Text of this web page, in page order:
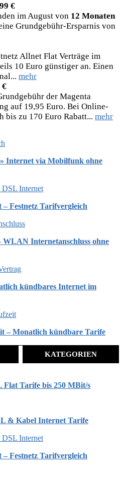
€
im August von 12 Monaten
Grundgebühr-Ersparnis von
Allnet Flat Verträge im
10 Euro günstiger an. Einen
mehr
€
der Magenta
auf 19,95 Euro. Bei Online-
bis zu 170 Euro Rabatt... mehr
Internet via Mobilfunk ohne
Festnetz Tarifvergleich
WLAN Internetanschluss ohne
kündbares Internet im
– Monatlich kündbare Tarife
KATEGORIEN
Flat Tarife bis 250 MBit/s
& Kabel Internet Tarife
Festnetz Tarifvergleich